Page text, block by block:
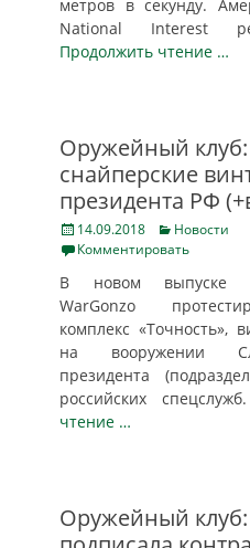
метров в секунду.
National Interest
Продолжить чтение …
Оружейный клуб:
снайперские
президента РФ
Posted
on
14.09.2018 Categories
Новости
Комментировать
В новом выпуске
WarGonzo
комплекс «Точность»,
на вооружении
президента
российских
чтение …
Оружейный клуб: